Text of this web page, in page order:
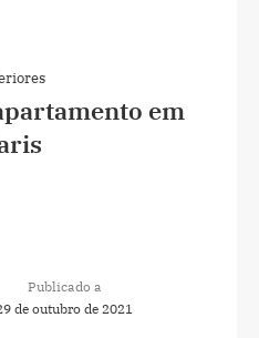
em
Publicado a
de outubro de 2021